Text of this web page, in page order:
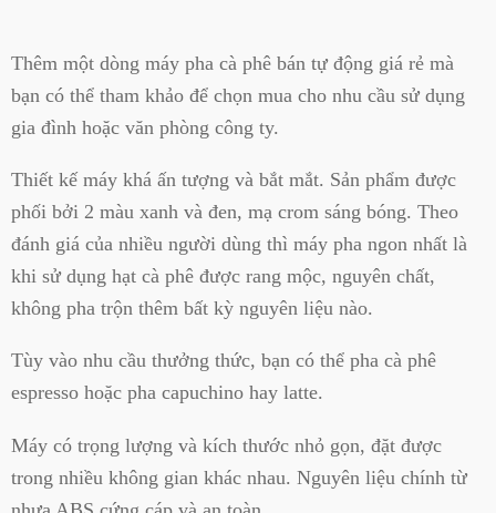
Thêm một dòng máy pha cà phê bán tự động giá rẻ mà
bạn có thể tham khảo để chọn mua cho nhu cầu sử dụng
gia đình hoặc văn phòng công ty.
Thiết kế máy khá ấn tượng và bắt mắt. Sản phẩm được
phối bởi 2 màu xanh và đen, mạ crom sáng bóng. Theo
đánh giá của nhiều người dùng thì máy pha ngon nhất là
khi sử dụng hạt cà phê được rang mộc, nguyên chất,
không pha trộn thêm bất kỳ nguyên liệu nào.
Tùy vào nhu cầu thưởng thức, bạn có thể pha cà phê
espresso hoặc pha capuchino hay latte.
Máy có trọng lượng và kích thước nhỏ gọn, đặt được
trong nhiều không gian khác nhau. Nguyên liệu chính từ